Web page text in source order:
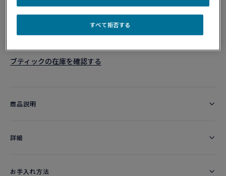
ショッピングバッグに追加
ブティックの在庫を確認する​
商品説明
詳細​
お手入れ方法
すべて拒否する